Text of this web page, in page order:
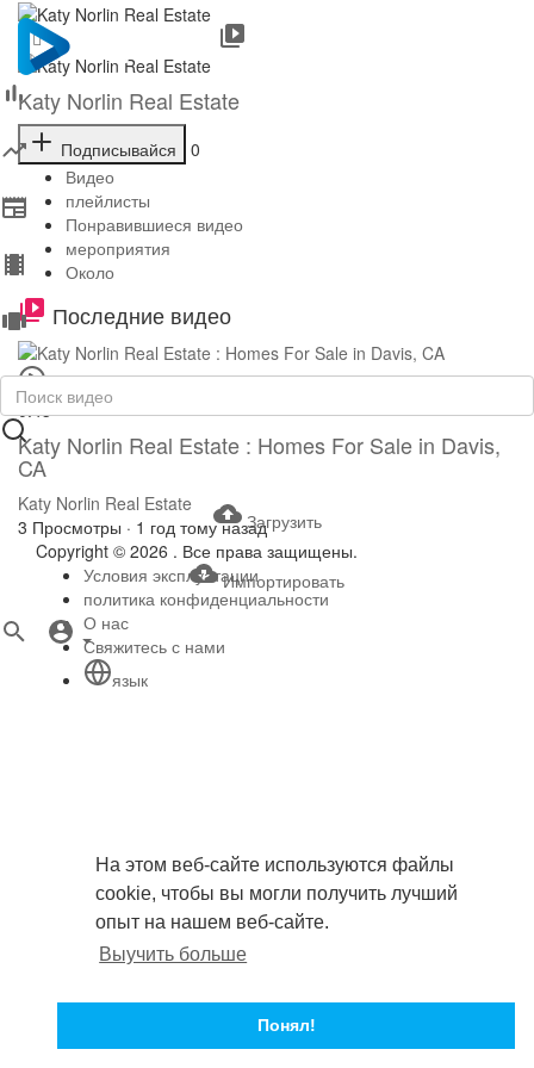
На этом веб-сайте используются файлы
cookie, чтобы вы могли получить лучший
опыт на нашем веб-сайте.
Выучить больше
Понял!
Загрузить
Импортировать
Katy Norlin Real Estate
Подписывайся
0
Видео
плейлисты
Понравившиеся видео
мероприятия
Около
Последние видео
0:43
Katy Norlin Real Estate : Homes For Sale in Davis,
CA
Katy Norlin Real Estate
3 Просмотры · 1 год тому назад
Copyright © 2026 . Все права защищены.
Условия эксплуатации
политика конфиденциальности
О нас
Свяжитесь с нами
язык